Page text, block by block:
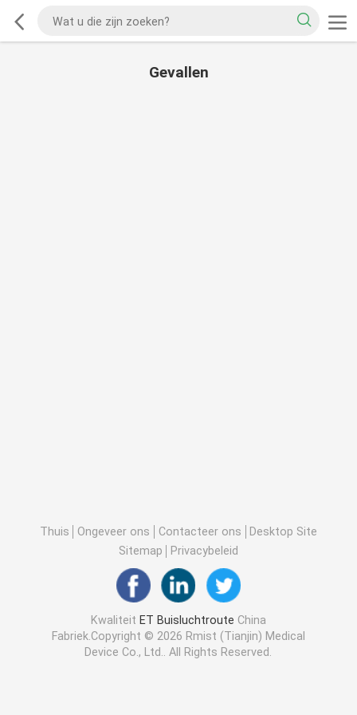
Gevallen
Thuis Ongeveer ons Contacteer ons
Desktop Site
Sitemap
Privacybeleid
Kwaliteit ET Buisluchtroute China
Fabriek.Copyright © 2026 Rmist (Tianjin) Medical
Device Co., Ltd.. All Rights Reserved.